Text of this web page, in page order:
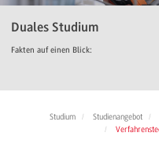
Duales Studium
Fakten auf einen Blick:
Studium Studienangebot